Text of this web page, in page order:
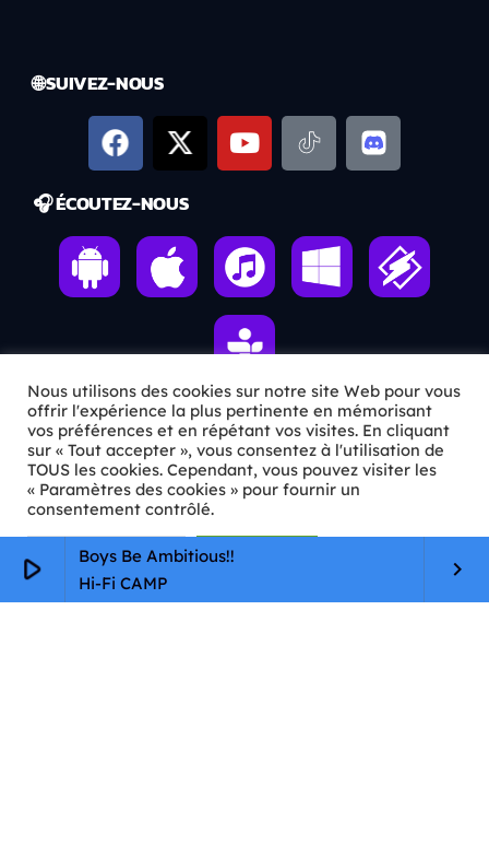
play_arrow
Boys Be Ambitious!!
Hi-Fi CAMP
keyboard_arrow_right
🌐 SUIVEZ-NOUS
🎧 ÉCOUTEZ-NOUS
ℹ️ INFOS PRATIQUES
✉️Contact
🦊Qui sommes-nous ?
📄
Mentions légales
Nous utilisons des cookies sur notre site Web pour vous
offrir l'expérience la plus pertinente en mémorisant
vos préférences et en répétant vos visites. En cliquant
sur « Tout accepter », vous consentez à l'utilisation de
TOUS les cookies. Cependant, vous pouvez visiter les
« Paramètres des cookies » pour fournir un
consentement contrôlé.
Paramètres Cookie Tout accepter